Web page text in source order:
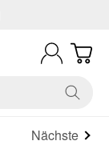
Nächste